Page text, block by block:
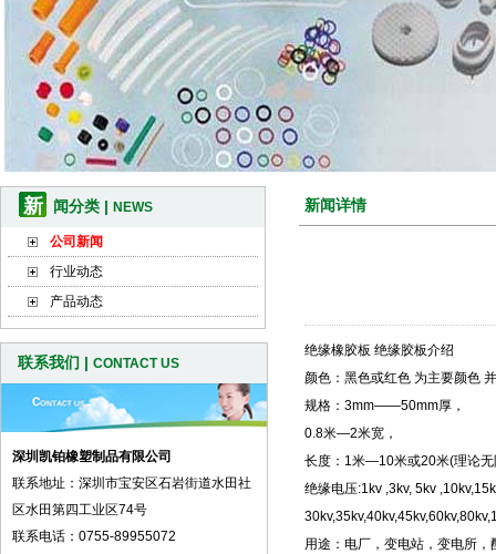
新 闻分类 | NEWS
公司新闻
行业动态
产品动态
联系我们 | CONTACT US
深圳凯铂橡塑制品有限公司
联系地址：深圳市宝安区石岩街道水田社
区水田第四工业区74号
联系电话：0755-89955072
新闻详情
绝缘橡胶板 绝缘胶板介绍
颜色：黑色或红色 为主要颜色
规格：3mm——50mm厚，
0.8米—2米宽，
长度：1米—10米或20米(理论
绝缘电压:1kv ,3kv, 5kv
用途：电厂，变电站，变电所